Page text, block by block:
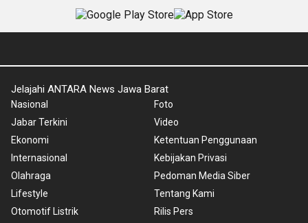
Jelajahi ANTARA News Jawa Barat
Nasional
Jabar Terkini
Ekonomi
Internasional
Olahraga
Lifestyle
Otomotif Listrik
Foto
Video
Ketentuan Penggunaan
Kebijakan Privasi
Pedoman Media Siber
Tentang Kami
Rilis Pers